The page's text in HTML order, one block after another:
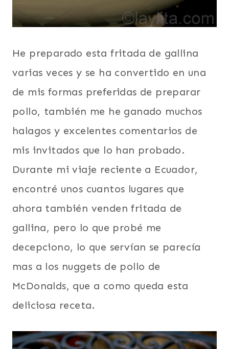
He preparado esta fritada de gallina
varias veces y se ha convertido en una
de mis formas preferidas de preparar
pollo, también me he ganado muchos
halagos y excelentes comentarios de
mis invitados que lo han probado.
Durante mi viaje reciente a Ecuador,
encontré unos cuantos lugares que
ahora también venden fritada de
gallina, pero lo que probé me
decepciono, lo que servían se parecía
mas a los nuggets de pollo de
McDonalds, que a como queda esta
deliciosa receta.